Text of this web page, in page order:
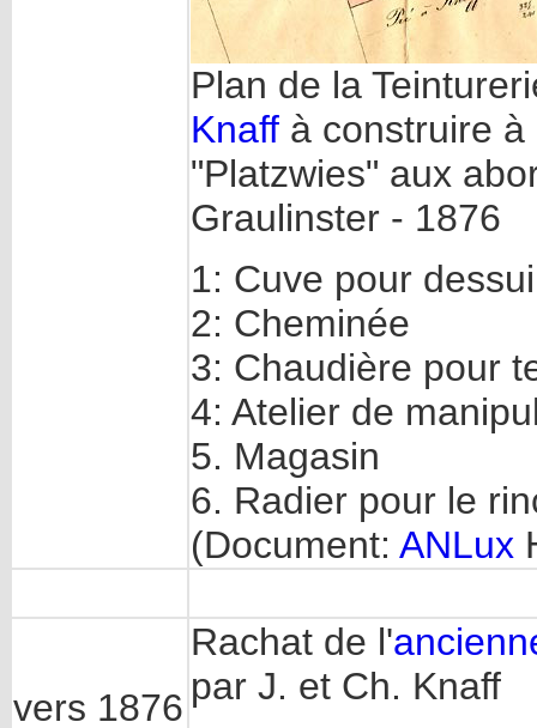
Plan de la
Knaff à construire
"Platzwies" aux
Graulinster - 1876
1: Cuve pour
2: Cheminée
3: Chaudière pour
4: Atelier de
5. Magasin
6. Radier pour le
(Document: ANLux
vers 1876
Rachat de l'
par J. et Ch. Knaff